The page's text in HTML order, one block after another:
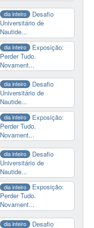
dia inteiro
Desafio
Universitário de
Nautide...
dia inteiro
Exposição:
Perder Tudo.
Novament...
dia inteiro
Desafio
Universitário de
Nautide...
dia inteiro
Exposição:
Perder Tudo.
Novament...
dia inteiro
Desafio
Universitário de
Nautide...
dia inteiro
Exposição:
Perder Tudo.
Novament...
dia inteiro
Desafio